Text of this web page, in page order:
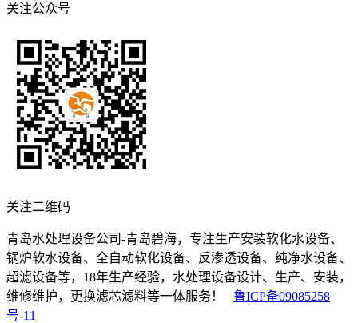
关注公众号
关注二维码
青岛水处理设备公司-青岛碧海，专注生产安装软化水设备、
锅炉软水设备、全自动软化设备、反渗透设备、纯净水设备、
超滤设备等，18年生产经验，水处理设备设计、生产、安装，
维修维护，更换滤芯滤料等一体服务！ 鲁ICP备09085258
号-11